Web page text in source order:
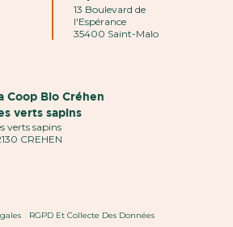
13 Boulevard de
l'Espérance
35400 Saint-Malo
Coop Bio Créhen
verts sapins
verts sapins
CREHEN
RGPD Et Collecte Des Données